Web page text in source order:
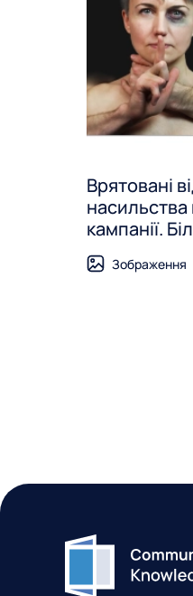
Врятовані
насильства
кампанії.
Зображення